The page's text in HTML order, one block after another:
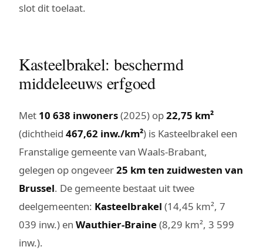
slot dit toelaat.
Kasteelbrakel: beschermd
middeleeuws erfgoed
Met 10 638 inwoners(2025) op22,75 km²
(dichtheid 467,62 inw./km²) is Kasteelbrakel een
Franstalige gemeente van Waals-Brabant,
gelegen op ongeveer25 km ten zuidwesten van
Brussel. De gemeente bestaat uit twee
deelgemeenten: Kasteelbrakel (14,45 km², 7
039 inw.) en Wauthier-Braine(8,29 km², 3 599
inw.).